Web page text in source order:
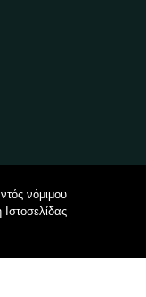
νόμιμου